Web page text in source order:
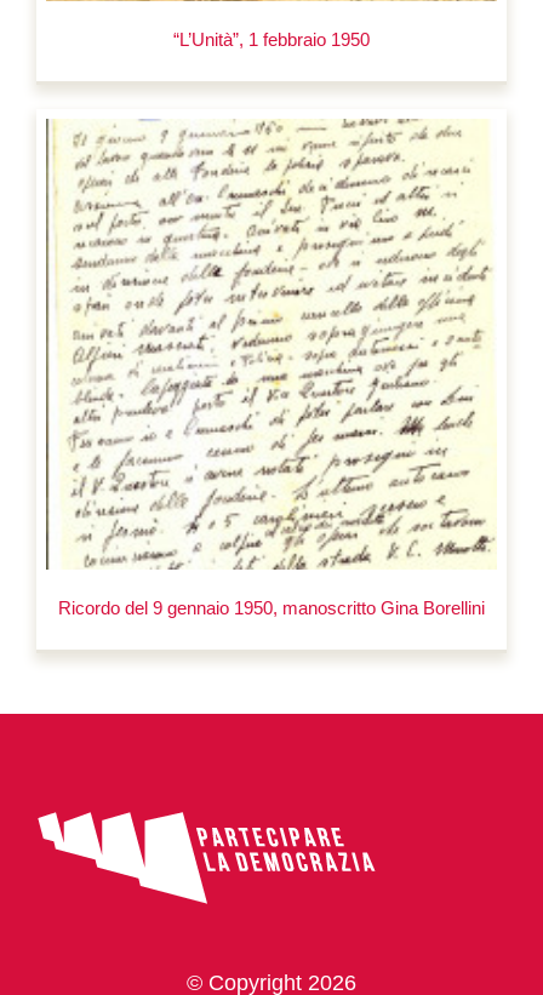
“L’Unità”, 1 febbraio 1950
Ricordo del 9 gennaio 1950, manoscritto Gina Borellini
© Copyright 2026